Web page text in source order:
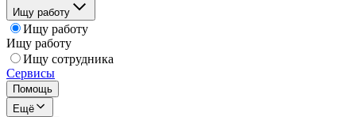
Ищу работу
Ищу работу
Ищу работу
Ищу сотрудника
Сервисы
Помощь
Ещё